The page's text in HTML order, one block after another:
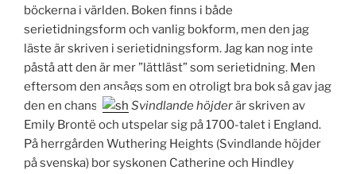
böckerna i världen. Boken finns i både
serietidningsform och vanlig bokform, men den jag
läste är skriven i serietidningsform. Jag kan nog inte
påstå att den är mer ”lättläst” som serietidning. Men
eftersom den ansågs som en otroligt bra bok så gav jag
den en chans.
Svindlande höjderär skriven av
Emily Brontë och utspelar sig på 1700-talet i England.
På herrgården Wuthering Heights (Svindlande höjder
på svenska) bor syskonen Catherine och Hindley